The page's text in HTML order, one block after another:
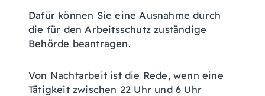
Dafür können Sie eine Ausnahme durch
die für den Arbeitsschutz zuständige
Behörde beantragen.
Von Nachtarbeit ist die Rede, wenn eine
Tätigkeit zwischen 22 Uhr und 6 Uhr